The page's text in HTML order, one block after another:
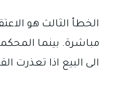
الخطأ الثالث هو
مباشرة. بينما
الى البيع اذا تعذرت